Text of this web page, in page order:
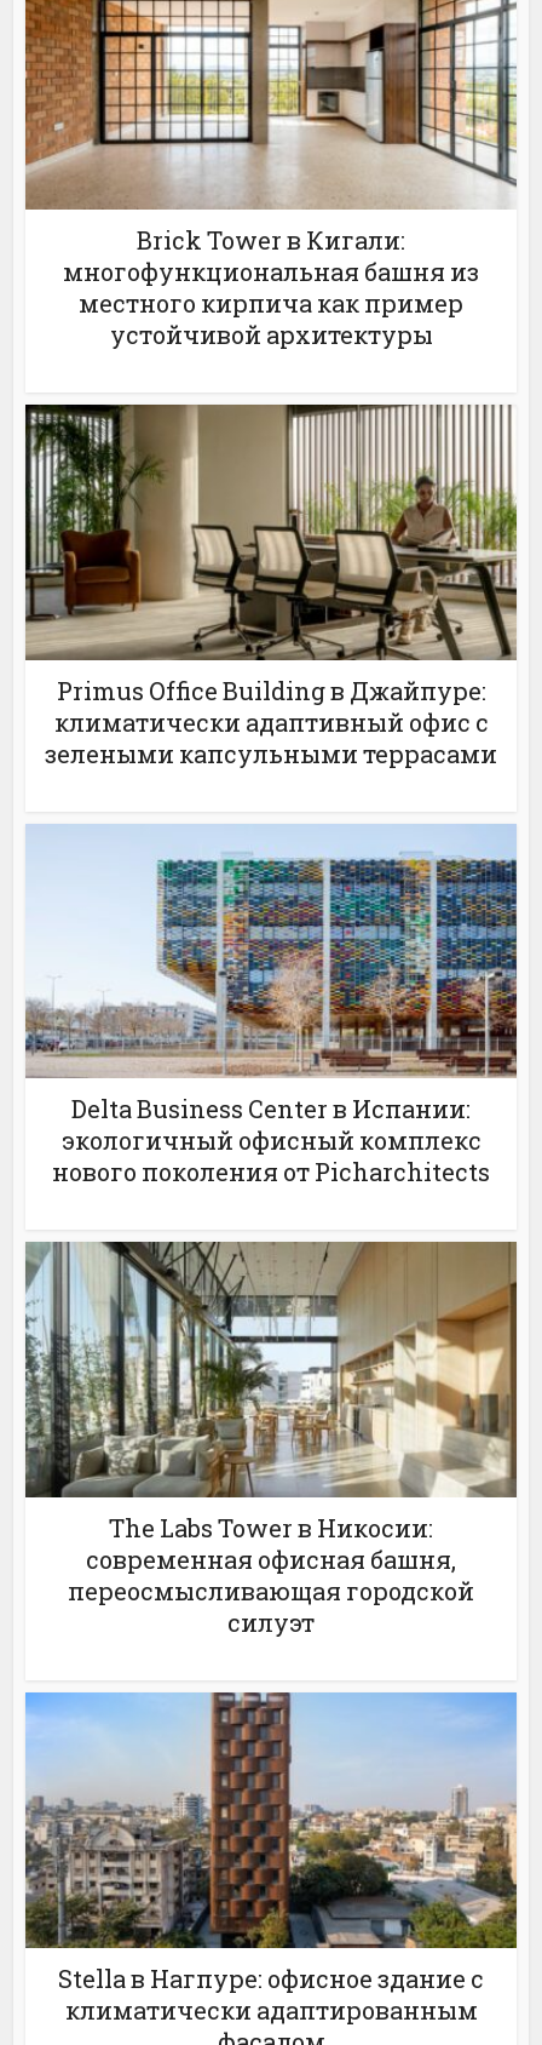
Brick Tower в Кигали:
многофункциональная башня из
местного кирпича как пример
устойчивой архитектуры
Primus Office Building в Джайпуре:
климатически адаптивный офис с
зелеными капсульными террасами
Delta Business Center в Испании:
экологичный офисный комплекс
нового поколения от Picharchitects
The Labs Tower в Никосии:
современная офисная башня,
переосмысливающая городской
силуэт
Stella в Нагпуре: офисное здание с
климатически адаптированным